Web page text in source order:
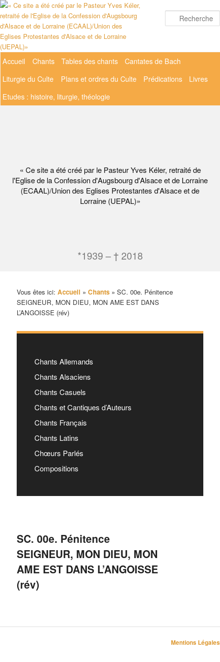
Aller
au
contenu
principal
« Ce site a été créé par le Pasteur Yves Kéler, retraité de
l'Eglise de la Confession d'Augsbourg d'Alsace et de Lorraine
(ECAAL)/Union des Eglises Protestantes d'Alsace et de
Lorraine (UEPAL)»
*1939 – † 2018
Menu
Accueil Chants Tables des chants
Cantates de Bach
Liturgie du Culte
Plans et ordres du Culte Prédications
Livres
Etudes : histoire, liturgie, théologie
SC. 00e. Pénitence
SEIGNEUR, MON DIEU, MON
AME EST DANS L’ANGOISSE
(rév)
Vous êtes ici:Accueil »Chants »SC. 00e. Pénitence
SEIGNEUR, MON DIEU, MON AME EST DANS
L’ANGOISSE (rév)
Chants Allemands
Chants Alsaciens
Chants Casuels
Chants et Cantiques d’Auteurs
Chants Français
Chants Latins
Chœurs Parlés
Compositions
Mentions Légales